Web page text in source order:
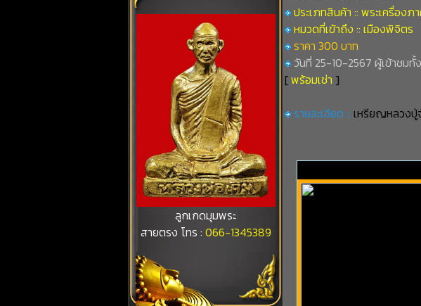
ลูกเกดมุมพระ
สายตรง โทร : 066-1345389
ประเภทสินค้า :: พระเครื่องภ
หมวดที่เข้าถึง :: เมืองพิจิตร
ราคา 300 บาท
วันที่ 25-10-2567 ผู้เข้าชม
[พร้อมเช่า ]
รายละเอียด :: เหรียญหลวงปู่